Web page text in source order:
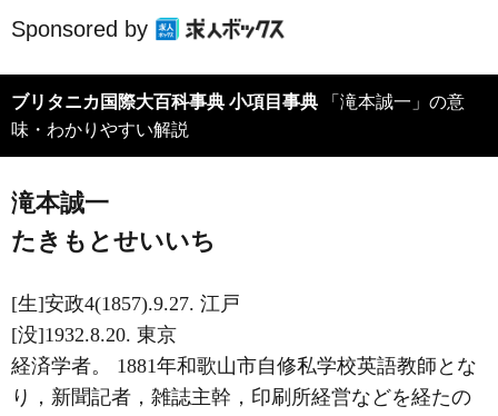
Sponsored by
ブリタニカ国際大百科事典 小項目事典 「滝本誠一」の意
味・わかりやすい解説
滝本誠一
たきもとせいいち
[生]安政4(1857).9.27. 江戸
[没]1932.8.20. 東京
経済学者。 1881年和歌山市自修私学校英語教師とな
り，新聞記者，雑誌主幹，印刷所経営などを経たの